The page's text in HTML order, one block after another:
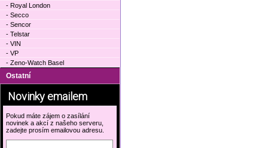
- Royal London
- Secco
- Sencor
- Telstar
- VIN
- VP
- Zeno-Watch Basel
Ostatní
Novinky emailem
Pokud máte zájem o zasílání
novinek a akcí z našeho serveru,
zadejte prosím emailovou adresu.